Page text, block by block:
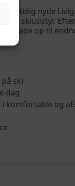
nyde
dit skiudstyr.
lade op til
ski
dag
komfortable og